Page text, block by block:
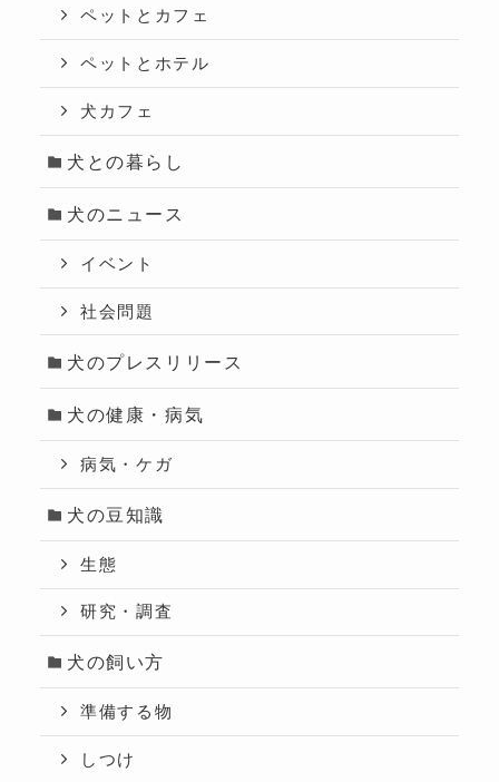
ペットとカフェ
ペットとホテル
犬カフェ
犬との暮らし
犬のニュース
イベント
社会問題
犬のプレスリリース
犬の健康・病気
病気・ケガ
犬の豆知識
生態
研究・調査
犬の飼い方
準備する物
しつけ